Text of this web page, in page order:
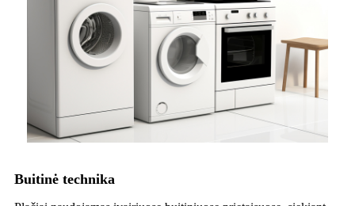
Buitinė technika